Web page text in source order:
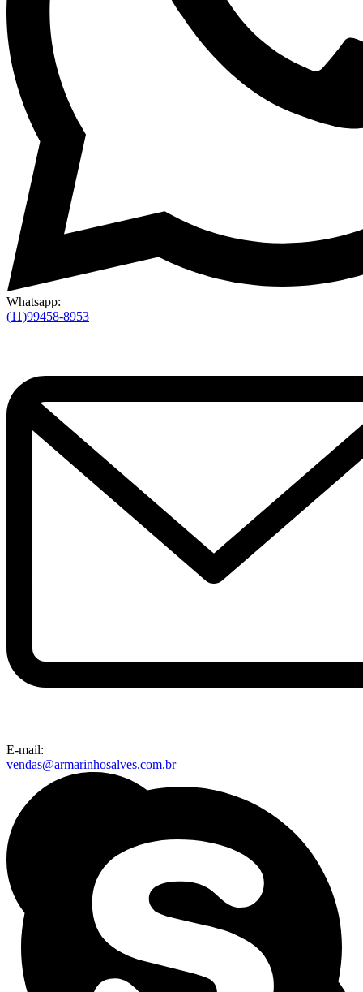
Whatsapp:
(11)99458-8953
E-mail:
vendas@armarinhosalves.com.br